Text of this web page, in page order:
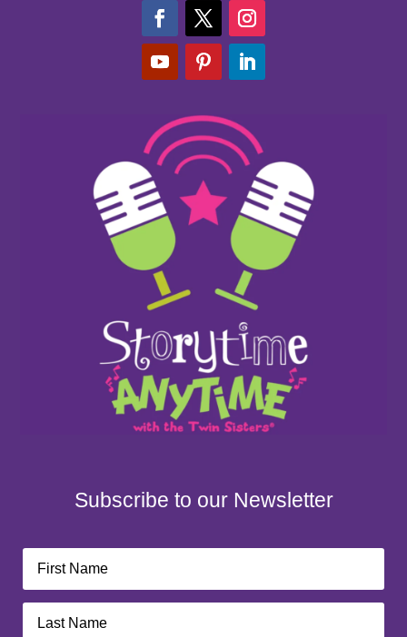
Subscribe to our Newsletter